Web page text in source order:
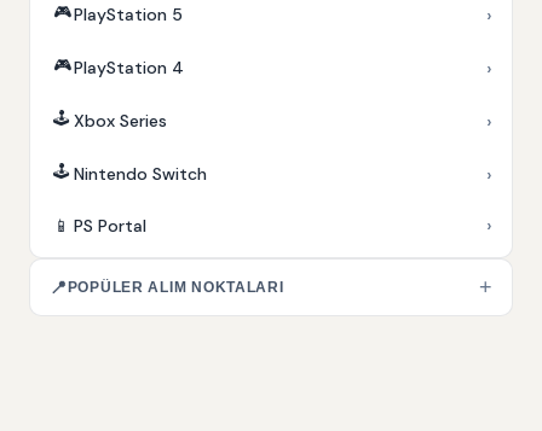
🎮PlayStation 5 ›
🎮PlayStation 4 ›
🕹️ Xbox Series ›
🕹️ Nintendo Switch ›
📱 PS Portal ›
📍 POPÜLER ALIM NOKTALARI +